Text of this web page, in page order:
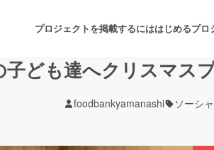
プロジェクトを掲載するにははじめるプロ
ども達へクリスマス
foodbankyamanashi ソーシ